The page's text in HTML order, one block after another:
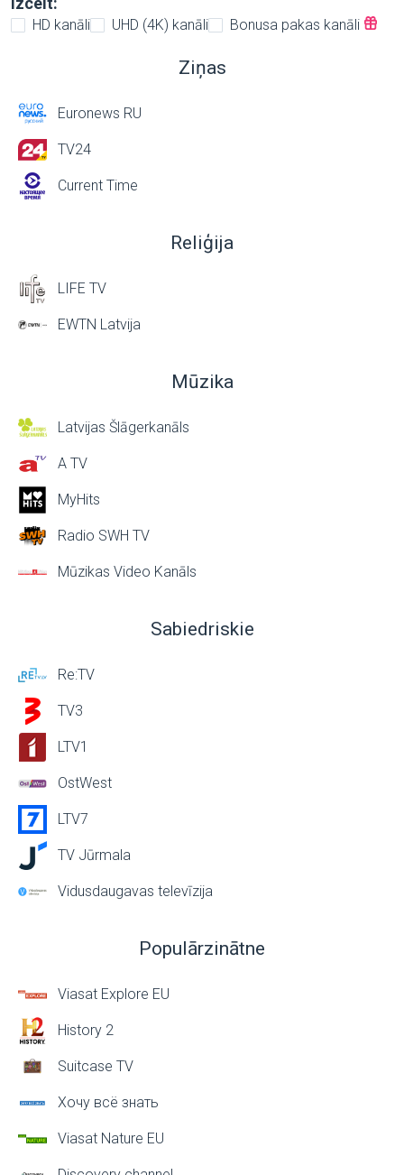
HD kanāli UHD (4K) kanāli Bonusa pakas kanāli
Ziņas
Euronews RU
TV24
Current Time
Reliģija
LIFE TV
EWTN Latvija
Mūzika
Latvijas Šlāgerkanāls
A TV
MyHits
Radio SWH TV
Mūzikas Video Kanāls
Sabiedriskie
Re:TV
TV3
LTV1
OstWest
LTV7
TV Jūrmala
Vidusdaugavas televīzija
Populārzinātne
Viasat Explore EU
History 2
Suitcase TV
Хочу всё знать
Viasat Nature EU